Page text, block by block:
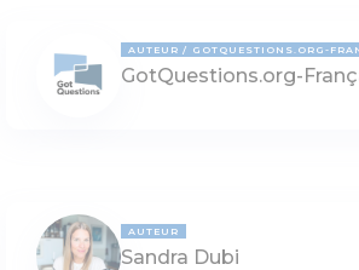
AUTEUR GOTQUESTIONS.ORG-
GotQuestions.org-
AUTEUR
Sandra Dubi